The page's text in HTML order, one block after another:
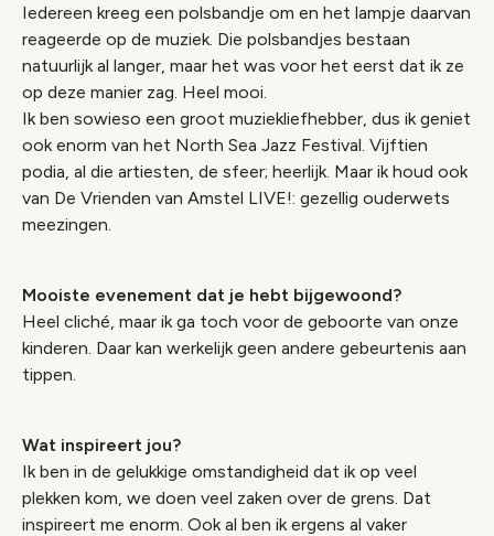
Iedereen kreeg een polsbandje om en het lampje daarvan
reageerde op de muziek. Die polsbandjes bestaan
natuurlijk al langer, maar het was voor het eerst dat ik ze
op deze manier zag. Heel mooi.
Ik ben sowieso een groot muziekliefhebber, dus ik geniet
ook enorm van het North Sea Jazz Festival. Vijftien
podia, al die artiesten, de sfeer; heerlijk. Maar ik houd ook
van De Vrienden van Amstel LIVE!: gezellig ouderwets
meezingen.
Mooiste evenement dat je hebt bijgewoond?
Heel cliché, maar ik ga toch voor de geboorte van onze
kinderen. Daar kan werkelijk geen andere gebeurtenis aan
tippen.
Wat inspireert jou?
Ik ben in de gelukkige omstandigheid dat ik op veel
plekken kom, we doen veel zaken over de grens. Dat
inspireert me enorm. Ook al ben ik ergens al vaker